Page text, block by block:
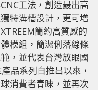
工法，創造最出高
特溝槽設計，更可增
簡約高質感的
模組，簡潔俐落線條
，並代表台灣放眼國
品系列自推出以來，
消費者青睞，並再次